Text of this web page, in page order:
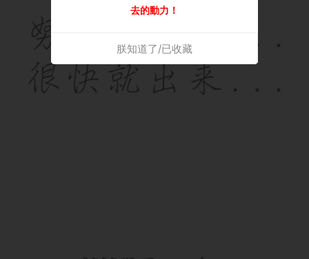
去的動力！
朕知道了/已收藏